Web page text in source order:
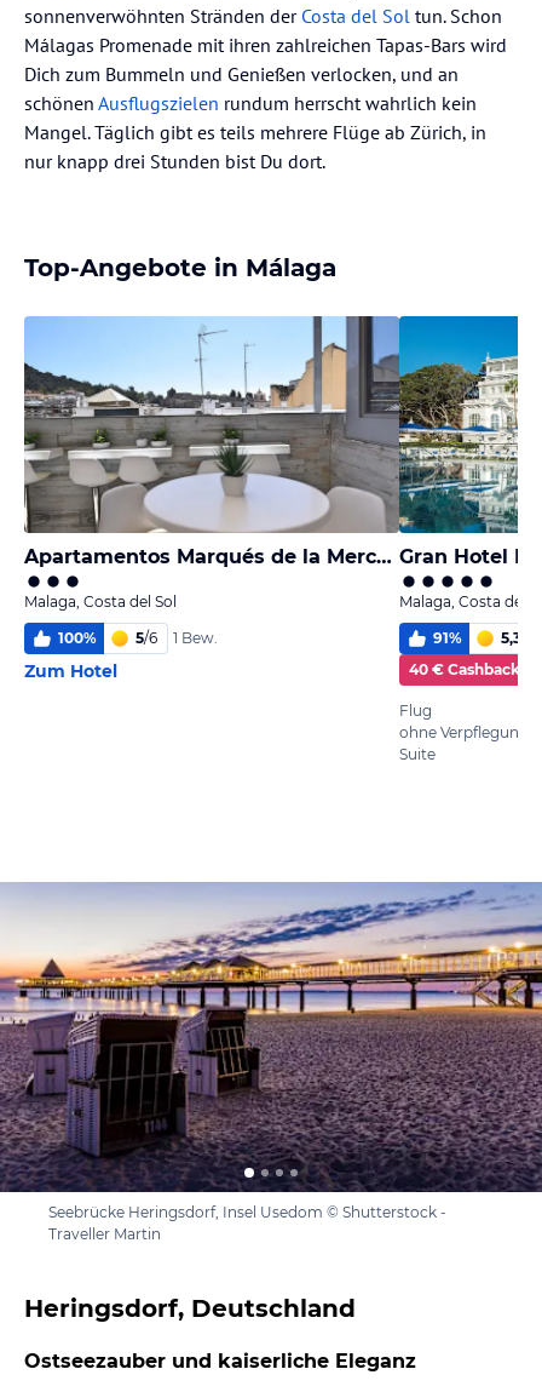
sonnenverwöhnten Stränden der Costa del Sol tun. Schon
Málagas Promenade mit ihren zahlreichen Tapas-Bars wird
Dich zum Bummeln und Genießen verlocken, und an
schönen Ausflugszielen rundum herrscht wahrlich kein
Mangel. Täglich gibt es teils mehrere Flüge ab Zürich, in
nur knapp drei Stunden bist Du dort.
Top-Angebote in Málaga
Apartamentos Marqués de la Merced
Malaga, Costa del Sol
100% 5/6 1 Bew.
Zum Hotel
Gran Hotel
Malaga, Costa del
91% 5,3
40 € Cashback
Flug
ohne Verpflegung
Suite
Seebrücke Heringsdorf, Insel Usedom © Shutterstock -
Traveller Martin
Heringsdorf, Deutschland
Ostseezauber und kaiserliche Eleganz